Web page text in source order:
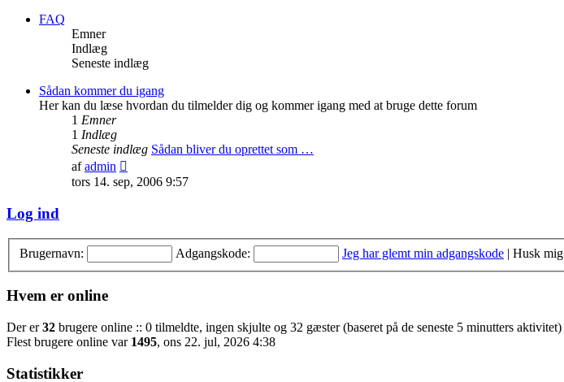
FAQ
Emner
Indlæg
Seneste indlæg
Sådan kommer du igang
Her kan du læse hvordan du tilmelder dig og kommer igang med at bruge dette forum
1 Emner
1 Indlæg
Seneste indlæg Sådan bliver du oprettet som …
afadmin
det
tors 14. sep, 2006 9:57
Log ind
Brugernavn: Adgangskode: Jeg har glemt min adgangskode | Husk mig
Hvem er online
Der er32 brugere online :: 0 tilmeldte, ingen skjulte og 32 gæster (baseret på de seneste 5 minutters aktivitet)
Flest brugere online var 1495, ons 22. jul, 2026 4:38
Statistikker